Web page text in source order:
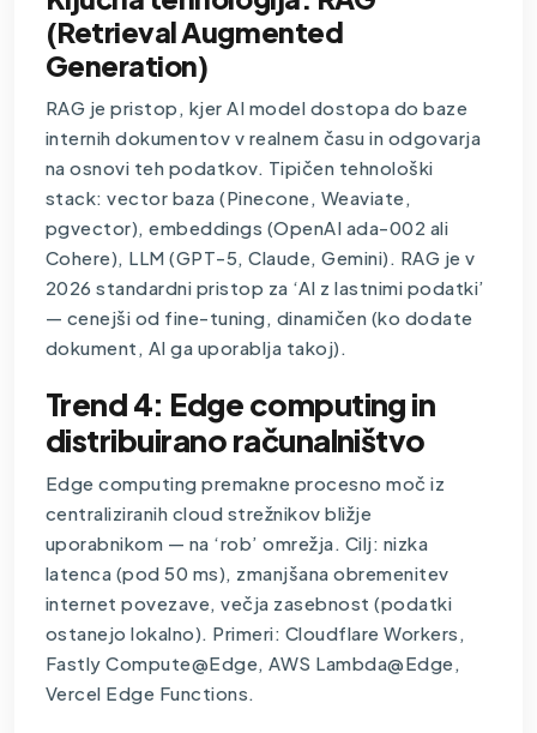
(Retrieval Augmented
Generation)
RAG je pristop, kjer AI model dostopa do baze
internih dokumentov v realnem času in odgovarja
na osnovi teh podatkov. Tipičen tehnološki
stack: vector baza (Pinecone, Weaviate,
pgvector), embeddings (OpenAI ada-002 ali
Cohere), LLM (GPT-5, Claude, Gemini). RAG je v
2026 standardni pristop za ‘AI z lastnimi podatki’
— cenejši od fine-tuning, dinamičen (ko dodate
dokument, AI ga uporablja takoj).
Trend 4: Edge computing in
distribuirano računalništvo
Edge computing premakne procesno moč iz
centraliziranih cloud strežnikov bližje
uporabnikom — na ‘rob’ omrežja. Cilj: nizka
latenca (pod 50 ms), zmanjšana obremenitev
internet povezave, večja zasebnost (podatki
ostanejo lokalno). Primeri: Cloudflare Workers,
Fastly Compute@Edge, AWS Lambda@Edge,
Vercel Edge Functions.